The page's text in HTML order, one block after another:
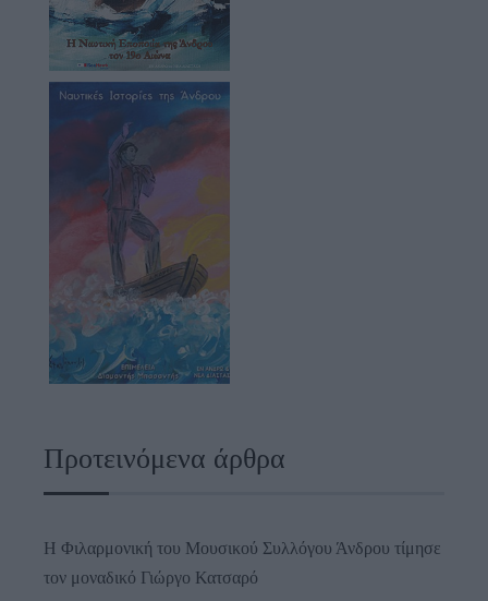
Προτεινόμενα άρθρα
Η Φιλαρμονική του Μουσικού Συλλόγου Άνδρου τίμησε
τον μοναδικό Γιώργο Κατσαρό